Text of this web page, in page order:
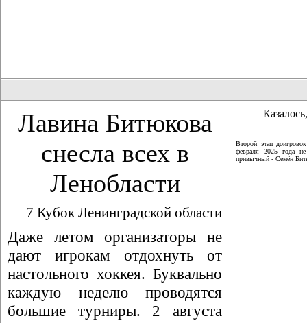
Лавина Битюкова
снесла всех в
Ленобласти
7 Кубок Ленинградской области
Даже летом организаторы не
дают игрокам отдохнуть от
настольного хоккея. Буквально
каждую неделю проводятся
большие турниры. 2 августа
Второй этап
февраля 2025 года
привычный - Семён